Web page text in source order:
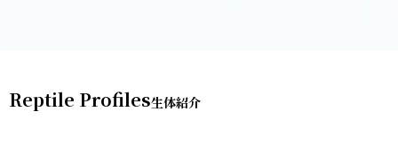
Reptile Profiles